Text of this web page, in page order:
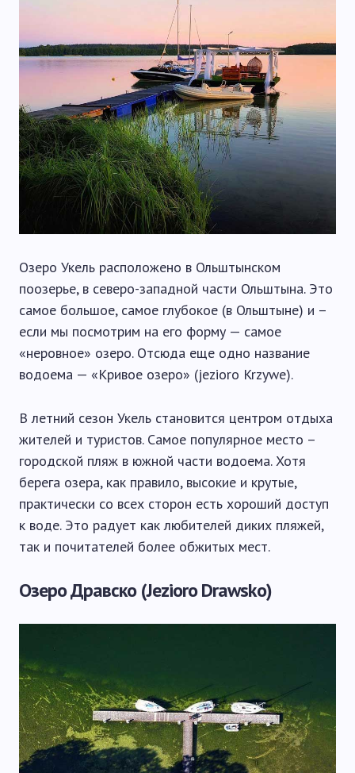
Озеро Укель расположено в Ольштынском
поозерье, в северо-западной части Ольштына. Это
самое большое, самое глубокое (в Ольштыне) и –
если мы посмотрим на его форму — самое
«неровное» озеро. Отсюда еще одно название
водоема — «Кривое озеро» (jezioro Krzywe).
В летний сезон Укель становится центром отдыха
жителей и туристов. Самое популярное место –
городской пляж в южной части водоема. Хотя
берега озера, как правило, высокие и крутые,
практически со всех сторон есть хороший доступ
к воде. Это радует как любителей диких пляжей,
так и почитателей более обжитых мест.
Озеро Дравско (Jezioro Drawsko)